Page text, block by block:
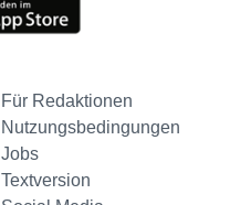
Für Redaktionen
Nutzungsbedingungen
Jobs
Textversion